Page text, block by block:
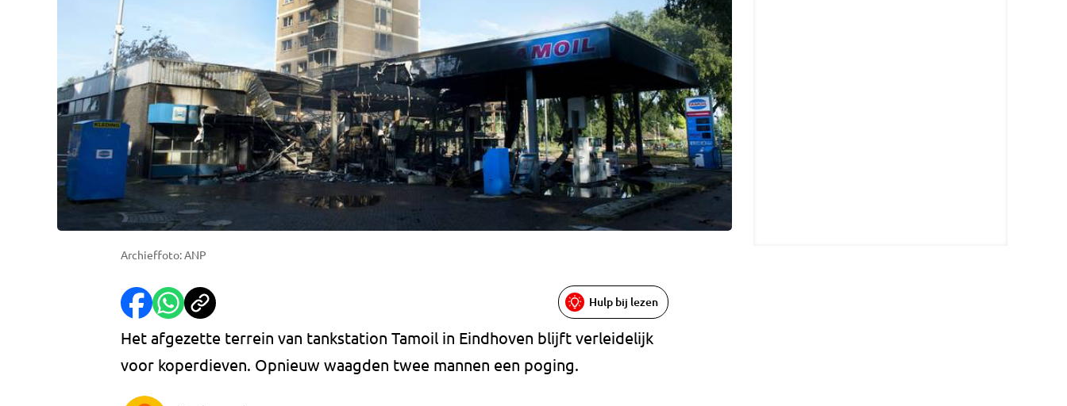
Archieffoto: ANP
Hulp bij lezen
Het afgezette terrein van tankstation Tamoil in Eindhoven blijft verleidelijk
voor koperdieven. Opnieuw waagden twee mannen een poging.